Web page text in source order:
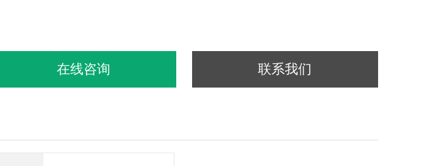
在线咨询 联系我们